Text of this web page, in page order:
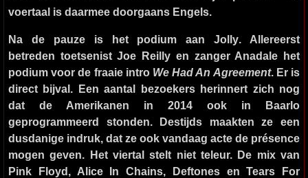
voertaal is daarmee doorgaans Engels.
Na de pauze is het podium aanJolly. Allereerst
betreden toetsenist Joe Reilly en zanger Anadale het
podium voor de fraaie intro We Had An Agreement. Er is
direct bijval. Een aantal bezoekers herinnert zich nog
dat de Amerikanen in 2014 ook in Baarlo
geprogrammeerd stonden. Destijds maakten ze een
dusdanige indruk, dat ze ook vandaag acte de présence
mogen geven. Het viertal stelt niet teleur. De mix van
Pink Floyd, Alice In Chains, Deftones en Tears For